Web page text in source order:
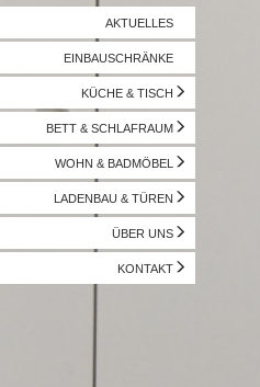
AKTUELLES
EINBAUSCHRÄNKE
KÜCHE & TISCH
BETT & SCHLAFRAUM
WOHN & BADMÖBEL
LADENBAU & TÜREN
ÜBER UNS
KONTAKT